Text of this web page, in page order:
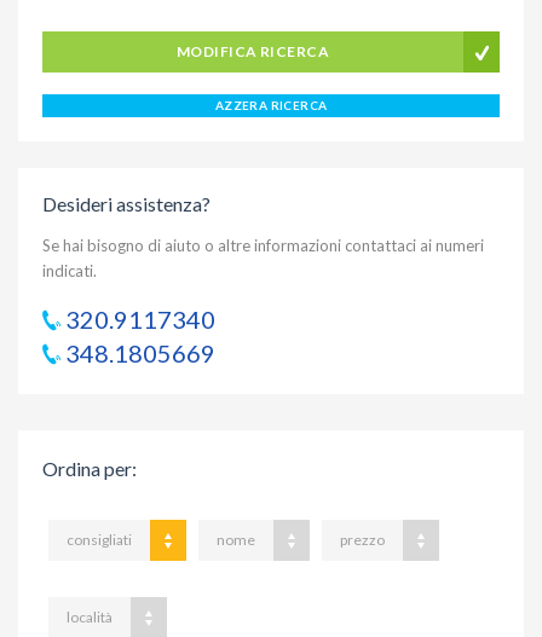
MODIFICA RICERCA
AZZERA RICERCA
Desideri assistenza?
Se hai bisogno di aiuto o altre informazioni contattaci ai numeri
indicati.
320.9117340
348.1805669
Ordina per:
consigliati nome prezzo
località